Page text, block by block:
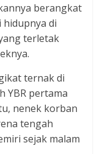
berangkat
hidupnya di
terletak
ternak di
YBR pertama
nenek korban
tengah
sejak malam